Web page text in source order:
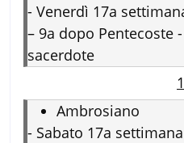
- Venerdì 17a
– 9a dopo Pentecoste
sacerdote
1
Ambrosiano
- Sabato 17a